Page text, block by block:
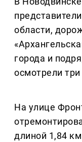
области,
города и
осмотрели
На улице
длиной 1,84